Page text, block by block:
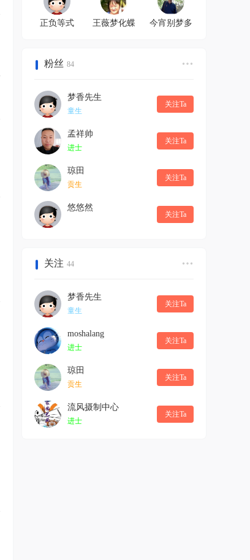
正负等式 王薇梦化蝶 今宵别梦多
粉丝 84
关注Ta
梦香先生
童生
关注Ta
孟祥帅
进士
关注Ta
琼田
贡生
关注Ta
悠悠然
关注 44
关注Ta
梦香先生
童生
关注Ta
moshalang
进士
关注Ta
琼田
贡生
关注Ta
流风摄制中心
进士